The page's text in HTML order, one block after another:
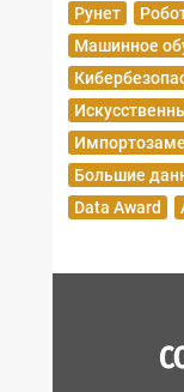
Рунет
Машинное
Большие
Data Award